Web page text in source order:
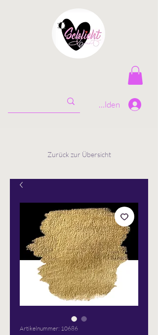
Anmelden
Zurück zur Übersicht
Artikelnummer: 10686